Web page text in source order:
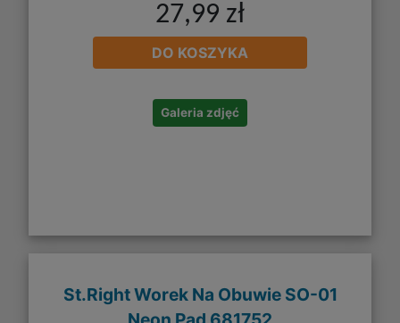
27,99 zł
DO KOSZYKA
Galeria zdjęć
St.Right Worek Na Obuwie SO-01